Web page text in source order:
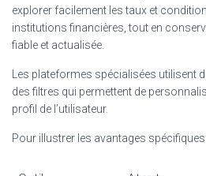
explorer facilement les taux et
institutions financières, tout en
fiable et actualisée.
Les plateformes spécialisées utilisent
des filtres qui permettent de
profil de l’utilisateur.
Pour illustrer les avantages